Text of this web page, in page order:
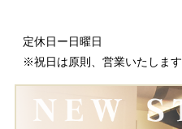
定休日ー日曜日
※祝日は原則、営業いたします